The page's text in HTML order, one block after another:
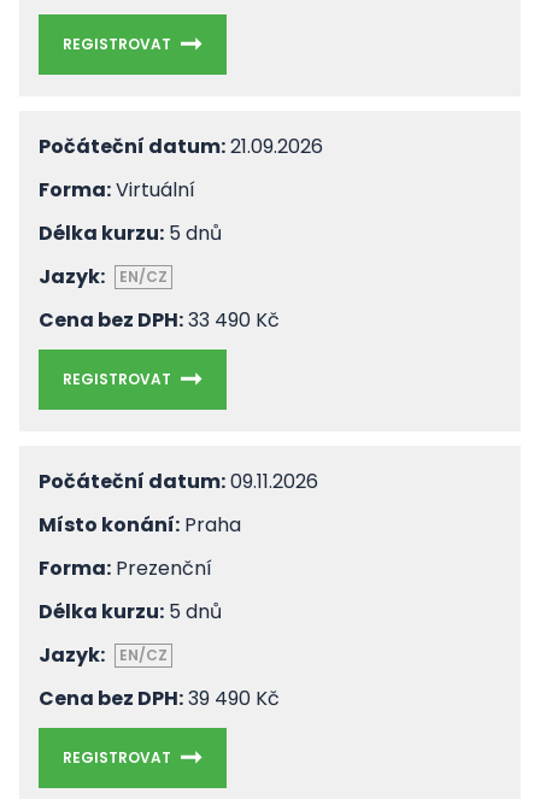
REGISTROVAT
Počáteční datum:21.09.2026
Forma:Virtuální
Délka kurzu: 5 dnů
Jazyk:
EN/CZ
Cena bez DPH:33 490 Kč
REGISTROVAT
Počáteční datum:09.11.2026
Místo konání: Praha
Forma: Prezenční
Délka kurzu: 5 dnů
Jazyk:
EN/CZ
Cena bez DPH:39 490 Kč
REGISTROVAT